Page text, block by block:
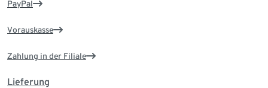
PayPal
Vorauskasse
Zahlung in der Filiale
Lieferung